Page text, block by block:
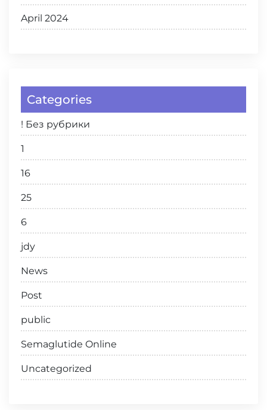
April 2024
Categories
! Без рубрики
1
16
25
6
jdy
News
Post
public
Semaglutide Online
Uncategorized